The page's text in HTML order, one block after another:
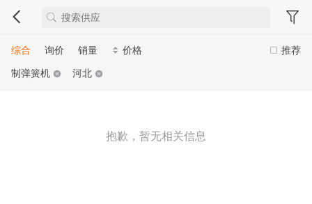
推荐
综合 询价 销量
价格
制弹簧机
河北
抱歉，暂无相关信息